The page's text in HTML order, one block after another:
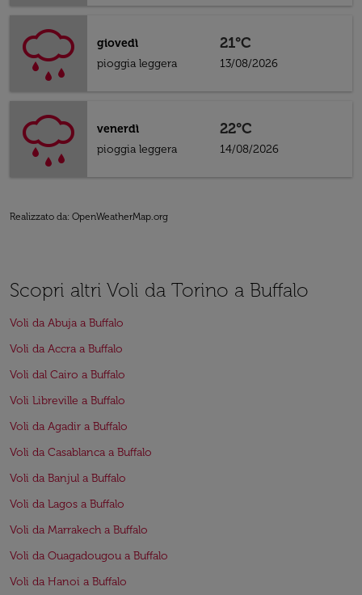
giovedì
pioggia leggera
21°C
13/08/2026
venerdì
pioggia leggera
22°C
14/08/2026
Realizzato da: OpenWeatherMap.org
Scopri altri Voli da Torino a Buffalo
Voli da Abuja a Buffalo
Voli da Accra a Buffalo
Voli dal Cairo a Buffalo
Voli Libreville a Buffalo
Voli da Agadir a Buffalo
Voli da Casablanca a Buffalo
Voli da Banjul a Buffalo
Voli da Lagos a Buffalo
Voli da Marrakech a Buffalo
Voli da Ouagadougou a Buffalo
Voli da Hanoi a Buffalo